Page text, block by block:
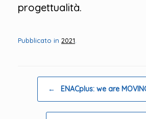
progettualità.
Pubblicato in 2021
← ENACplus: we are